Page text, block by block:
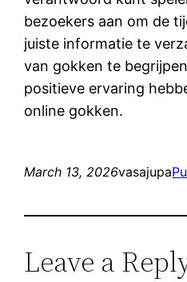
bezoekers aan om de
juiste informatie te
van gokken te
positieve ervaring
online gokken.
March 13, 2026vasajupa
Leave a